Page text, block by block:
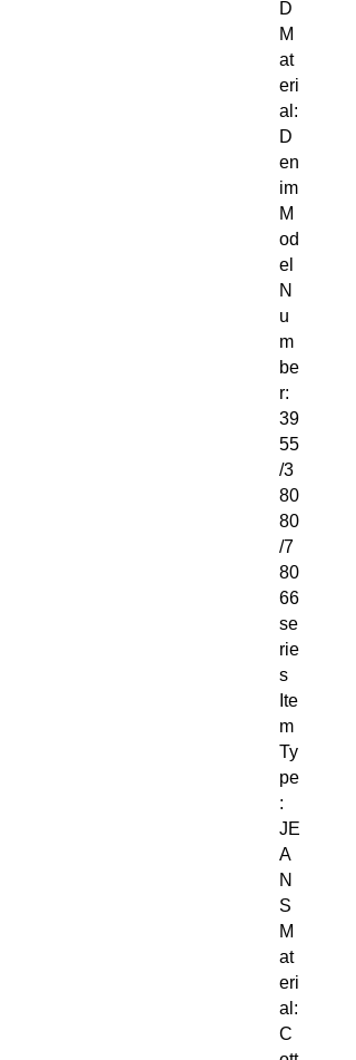
D
M
at
eri
al:
D
en
im
M
od
el
N
u
m
be
r:
39
55
/3
80
80
/7
80
66
se
rie
s
Ite
m
Ty
pe
:
JE
A
N
S
M
at
eri
al:
C